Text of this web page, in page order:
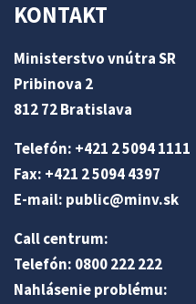
KONTAKT
Ministerstvo vnútra SR
Pribinova 2
812 72 Bratislava
Telefón: +421 2 5094 1111
Fax: +421 2 5094 4397
E-mail: public@minv.sk
Call centrum:
Telefón: 0800 222 222
Nahlásenie problému: